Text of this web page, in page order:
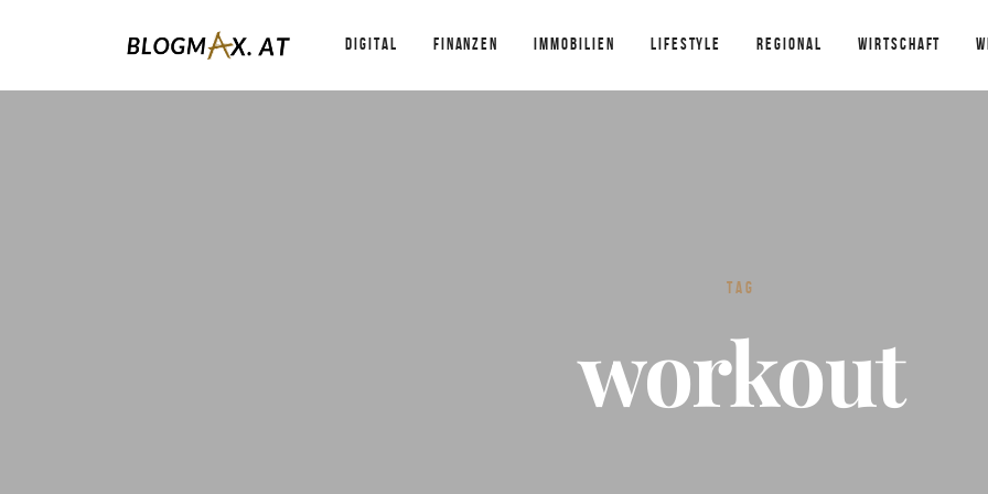
DIGITAL FINANZEN IMMOBILIEN LIFESTYLE REGIONAL WIRTSCHAFT
TAG
workout